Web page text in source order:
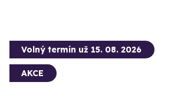
Volný termín už 15. 08. 2026
AKCE